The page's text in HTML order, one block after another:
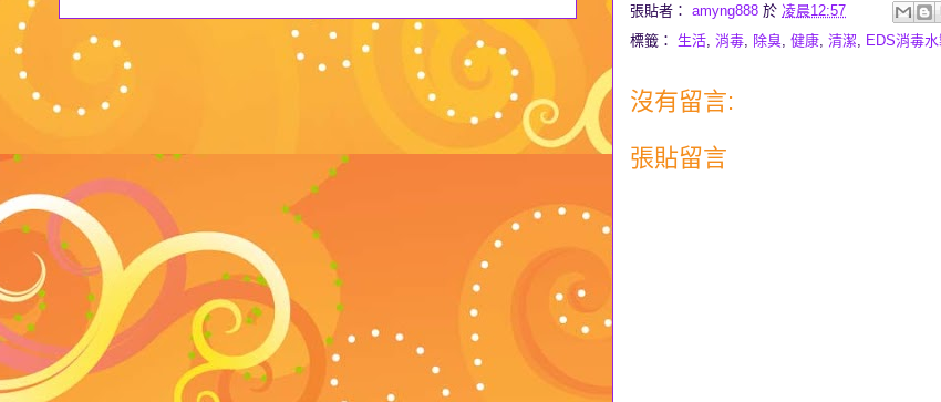
張貼者： amyng888 於 凌晨12:57
標籤： 生活 消毒 除臭 健康 清潔 EDS消毒
沒有留言:
張貼留言